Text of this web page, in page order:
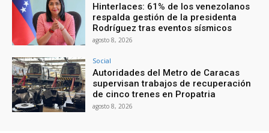
Hinterlaces: 61% de los venezolanos
respalda gestión de la presidenta
Rodríguez tras eventos sísmicos
agosto 8, 2026
Social
Autoridades del Metro de Caracas
supervisan trabajos de recuperación
de cinco trenes en Propatria
agosto 8, 2026